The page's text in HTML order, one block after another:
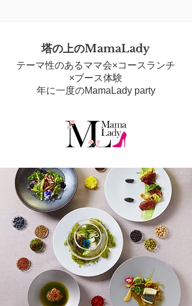
塔の上のMamaLady
テーマ性のあるママ会×コースランチ
×ブース体験
年に一度のMamaLady party